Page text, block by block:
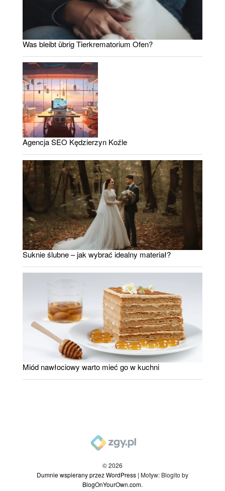
Was bleibt übrig Tierkrematorium Ofen?
Agencja SEO Kędzierzyn Koźle
Suknie ślubne – jak wybrać idealny materiał?
Miód nawłociowy warto mieć go w kuchni
© 2026
Dumnie wspierany przez WordPress | Motyw: Blogito by
BlogOnYourOwn.com.